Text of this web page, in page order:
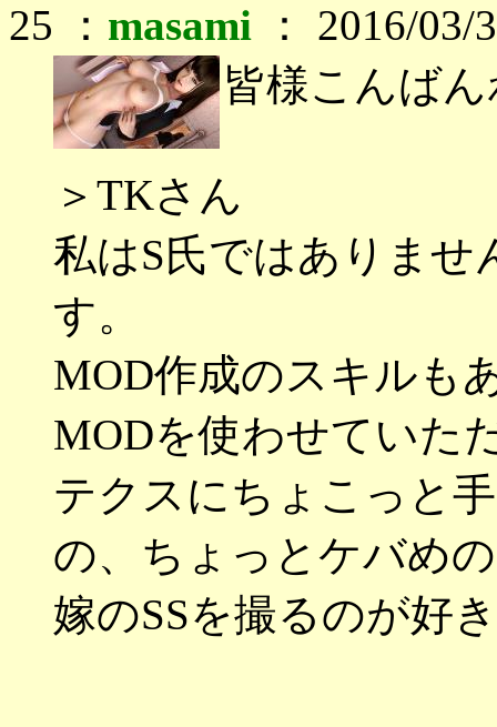
25 ： masami ： 2016/
皆様こんばん
＞TKさん
私はS氏ではありま
す。
MOD作成のスキルも
MODを使わせていた
テクスにちょこっと
の、ちょっとケバめの
嫁のSSを撮るのが好